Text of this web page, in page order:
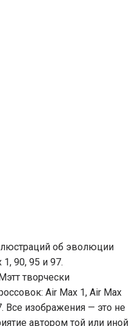
об эволюции
90, 95 и 97.
творчески
Air Max 1, Air Max
Все изображения — это не
автором той или иной